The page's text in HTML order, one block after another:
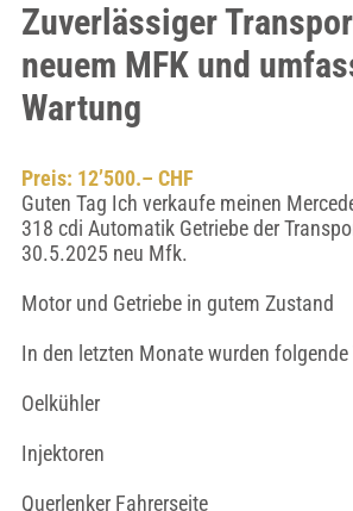
Zuverlässiger
neuem MFK und
Wartung
Preis: 12’500.– CHF
Guten Tag Ich verkaufe meinen
318 cdi Automatik Getriebe der
30.5.2025 neu Mfk.
Motor und Getriebe in gutem Zustand
In den letzten Monate wurden folgende
Oelkühler
Injektoren
Querlenker Fahrerseite